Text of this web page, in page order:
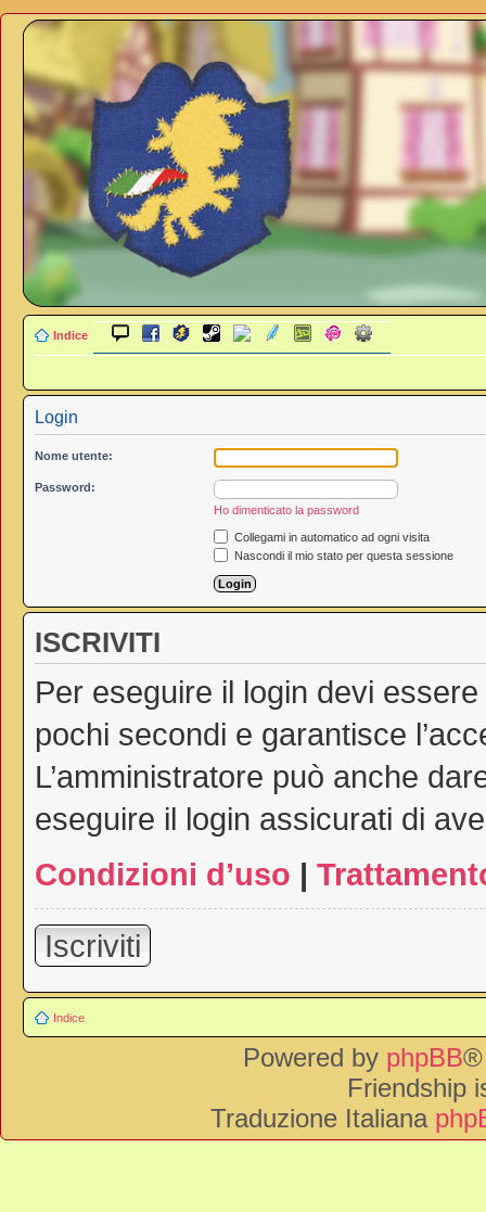
Indice
Login
Nome utente:
Password:
Ho dimenticato la password
Collegami in automatico ad ogni visita
Nascondi il mio stato per questa sessione
ISCRIVITI
Per eseguire il login devi
pochi secondi e garantisce
L’amministratore può anche
eseguire il login assicurati di
Condizioni d’uso |
Iscriviti
Indice
Powered by phpBB®
Friendship
Traduzione Italiana